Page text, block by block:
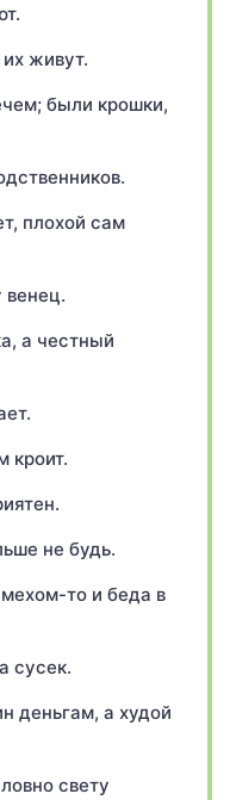
живут.
были крошки,
плохой сам
а честный
кроит.
не будь.
то и беда в
сусек.
деньгам, а худой
свету